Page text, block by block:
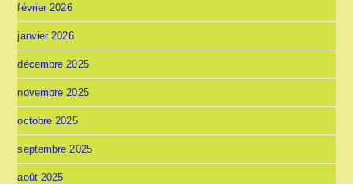
février 2026
janvier 2026
décembre 2025
novembre 2025
octobre 2025
septembre 2025
août 2025